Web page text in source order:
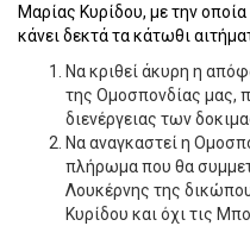
Μαρίας Κυρίδου, με την
κάνει δεκτά τα κάτωθι
Να κριθεί άκυρη η
της Ομοσπονδίας μας,
διενέργειας των
Να αναγκαστεί η
πλήρωμα που θα
Λουκέρνης της
Κυρίδου και όχι τις